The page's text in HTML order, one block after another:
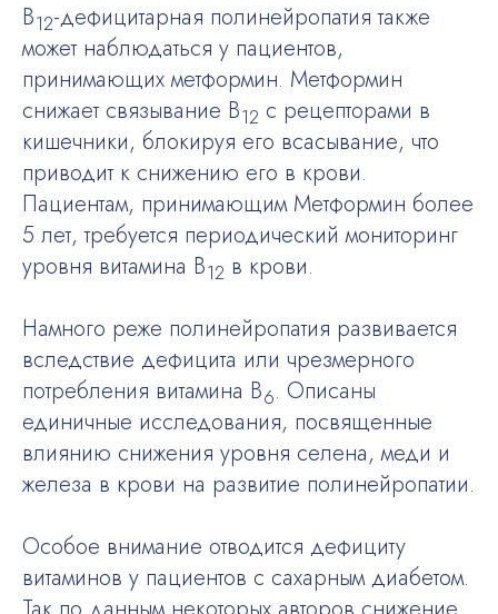
В12-дефицитарная полинейропатия также
может наблюдаться у пациентов,
принимающих метформин. Метформин
снижает связывание В12 с рецепторами в
кишечники, блокируя его всасывание, что
приводит к снижению его в крови.
Пациентам, принимающим Метформин более
5 лет, требуется периодический мониторинг
уровня витамина В12 в крови.
Намного реже полинейропатия развивается
вследствие дефицита или чрезмерного
потребления витамина В6. Описаны
единичные исследования, посвященные
влиянию снижения уровня селена, меди и
железа в крови на развитие полинейропатии.
Особое внимание отводится дефициту
витаминов у пациентов с сахарным диабетом.